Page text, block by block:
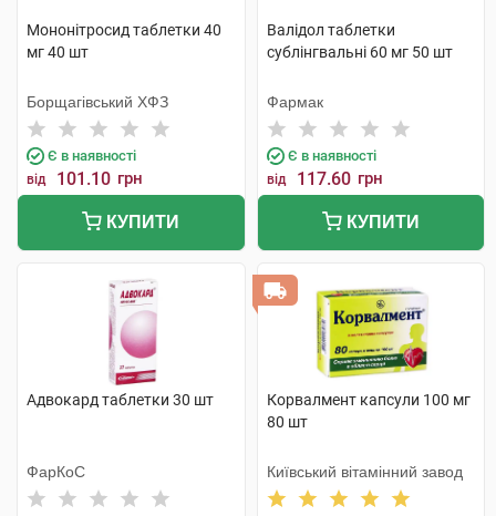
Мононітросид таблетки 40
мг 40 шт
Борщагівський ХФЗ
Є в наявності
від 101.10 грн
КУПИТИ
Валідол таблетки
сублінгвальні 60 мг 50 шт
Фармак
Є в наявності
від 117.60 грн
КУПИТИ
Адвокард таблетки 30 шт
ФарКоС
Корвалмент капсули 100 мг
80 шт
Київський вітамінний завод